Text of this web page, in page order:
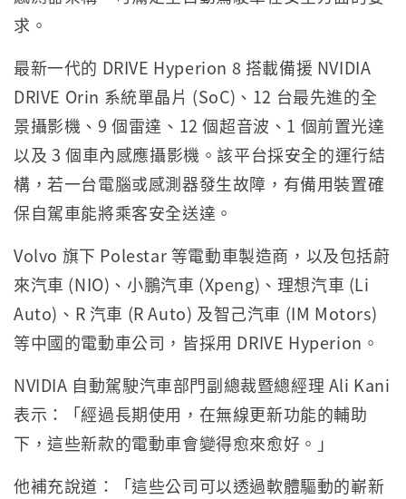
求。
最新一代的 DRIVE Hyperion 8 搭載備援 NVIDIA
DRIVE Orin 系統單晶片 (SoC)、12 台最先進的全
景攝影機、9 個雷達、12 個超音波、1 個前置光達
以及 3 個車內感應攝影機。該平台採安全的運行結
構，若一台電腦或感測器發生故障，有備用裝置確
保自駕車能將乘客安全送達。
Volvo 旗下 Polestar 等電動車製造商，以及包括蔚
來汽車 (NIO)、小鵬汽車 (Xpeng)、理想汽車 (Li
Auto)、R 汽車 (R Auto) 及智己汽車 (IM Motors)
等中國的電動車公司，皆採用 DRIVE Hyperion。
NVIDIA 自動駕駛汽車部門副總裁暨總經理 Ali Kani
表示：「經過長期使用，在無線更新功能的輔助
下，這些新款的電動車會變得愈來愈好。」
他補充說道：「這些公司可以透過軟體驅動的嶄新